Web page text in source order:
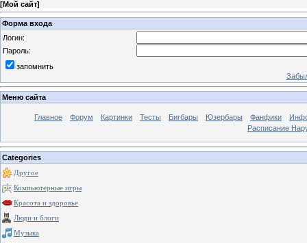
[Мой сайт]
Форма входа
Логин:
Пароль:
запомнить
Меню сайта
Главное Форум Картинки Тесты Бигбары Юзербары Фанфики
Расписание
Categories
Другое
Компьютерные игры
Красота и здоровье
Люди и блоги
Музыка